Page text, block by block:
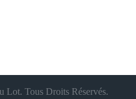
Lot. Tous Droits Réservés.